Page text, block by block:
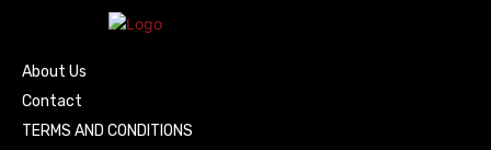
About Us
Contact
TERMS AND CONDITIONS